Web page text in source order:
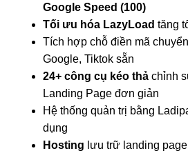
Google Speed (100)
Tối ưu hóa LazyLoad tăng
Tích hợp chỗ điền mã
Google, Tiktok sẵn
24+ công cụ kéo thả chỉnh
Landing Page đơn giản
Hệ thống quản trị bằng
dụng
Hosting lưu trữ landing page